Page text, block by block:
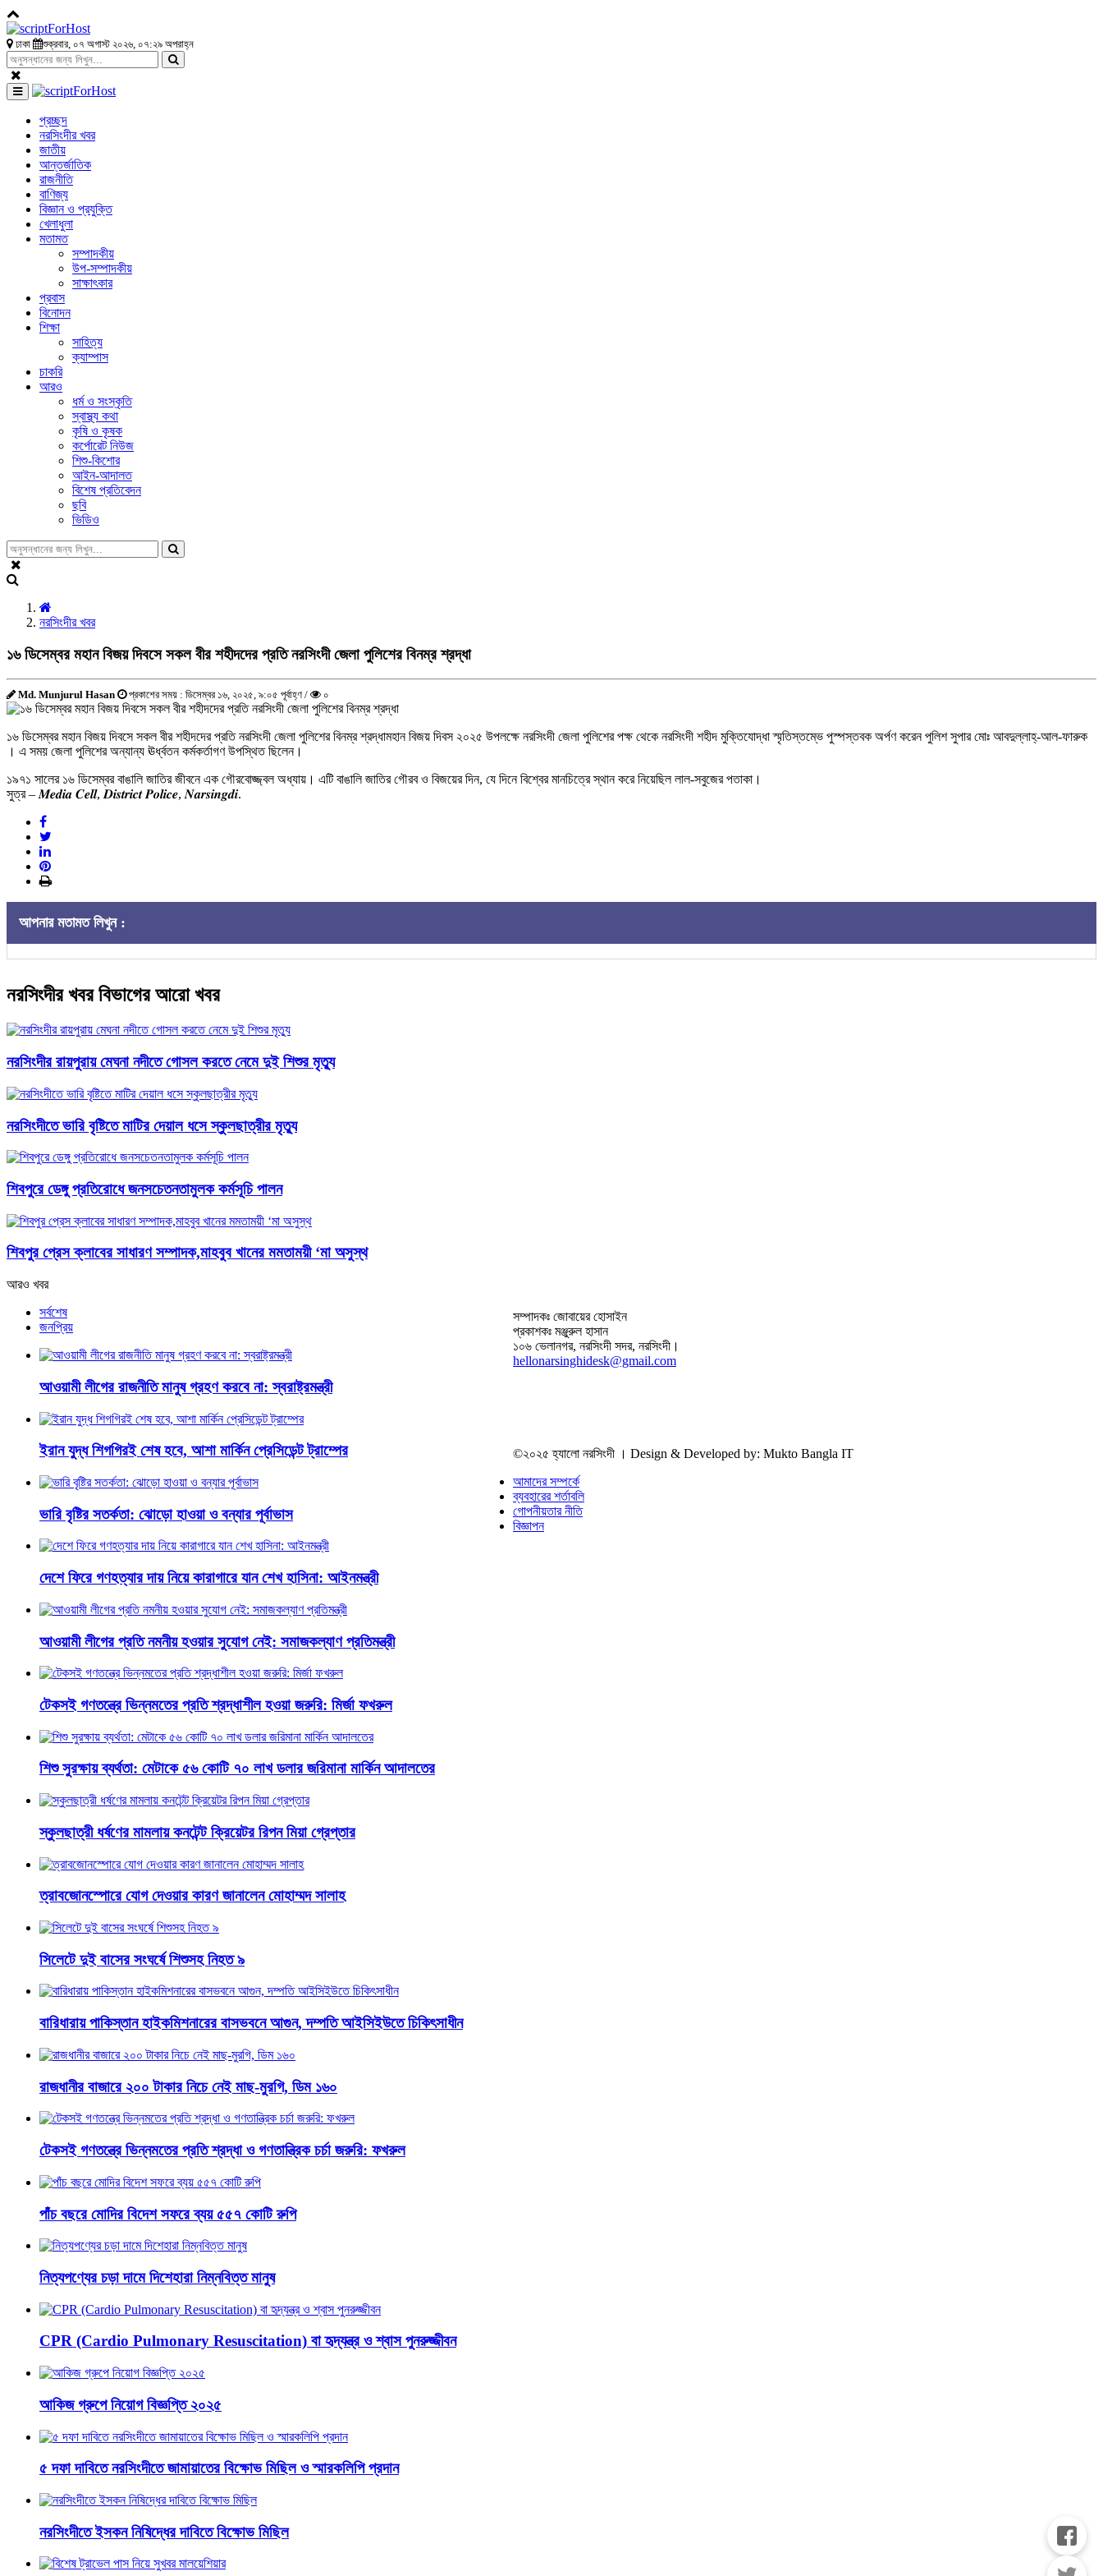
ঢাকা শুক্রবার, ০৭ অগাস্ট ২০২৬, ০৭:২৯ অপরাহ্ন
প্রচ্ছদ
নরসিংদীর খবর
জাতীয়
আন্তর্জাতিক
রাজনীতি
বাণিজ্য
বিজ্ঞান ও প্রযুক্তি
খেলাধুলা
মতামত
সম্পাদকীয়
উপ-সম্পাদকীয়
সাক্ষাৎকার
প্রবাস
বিনোদন
শিক্ষা
সাহিত্য
ক্যাম্পাস
চাকরি
আরও
ধর্ম ও সংস্কৃতি
স্বাস্থ্য কথা
কৃষি ও কৃষক
কর্পোরেট নিউজ
শিশু-কিশোর
আইন-আদালত
বিশেষ প্রতিবেদন
ছবি
ভিডিও
নরসিংদীর খবর
১৬ ডিসেম্বর মহান বিজয় দিবসে সকল বীর শহীদদের প্রতি নরসিংদী জেলা পুলিশের বিনম্র শ্রদ্ধা
Md. Munjurul Hasan প্রকাশের সময় : ডিসেম্বর ১৬, ২০২৫, ৯:০৫ পূর্বাহ্ণ / ০
১৬ ডিসেম্বর মহান বিজয় দিবসে সকল বীর শহীদদের প্রতি নরসিংদী জেলা পুলিশের বিনম্র শ্রদ্ধামহান বিজয় দিবস ২০২৫ উপলক্ষে নরসিংদী জেলা পুলিশের পক্ষ থেকে নরসিংদী শহীদ মুক্তিযোদ্ধা স্মৃতিস্তম্ভে পুস্পস্তবক অর্পণ করেন পুলিশ সুপার মোঃ আবদুল্লাহ্-আল-ফারুক
। এ সময় জেলা পুলিশের অন্যান্য ঊর্ধ্বতন কর্মকর্তাগণ উপস্থিত ছিলেন।
১৯৭১ সালের ১৬ ডিসেম্বর বাঙালি জাতির জীবনে এক গৌরবোজ্জ্বল অধ্যায়। এটি বাঙালি জাতির গৌরব ও বিজয়ের দিন, যে দিনে বিশ্বের মানচিত্রে স্থান করে নিয়েছিল লাল-সবুজের পতাকা।
সুত্র – 𝑴𝒆𝒅𝒊𝒂 𝑪𝒆𝒍𝒍, 𝑫𝒊𝒔𝒕𝒓𝒊𝒄𝒕 𝑷𝒐𝒍𝒊𝒄𝒆, 𝑵𝒂𝒓𝒔𝒊𝒏𝒈𝒅𝒊.
আপনার মতামত লিখুন :
নরসিংদীর খবর বিভাগের আরো খবর
নরসিংদীর রায়পুরায় মেঘনা নদীতে গোসল করতে নেমে দুই শিশুর মৃত্যু
নরসিংদীতে ভারি বৃষ্টিতে মাটির দেয়াল ধসে স্কুলছাত্রীর মৃত্যু
শিবপুরে ডেঙ্গু প্রতিরোধে জনসচেতনতামুলক কর্মসূচি পালন
শিবপুর প্রেস ক্লাবের সাধারণ সম্পাদক,মাহবুব খানের মমতাময়ী ‘মা অসুস্থ
আরও খবর
সর্বশেষ
জনপ্রিয়
আওয়ামী লীগের রাজনীতি মানুষ গ্রহণ করবে না: স্বরাষ্ট্রমন্ত্রী
ইরান যুদ্ধ শিগগিরই শেষ হবে, আশা মার্কিন প্রেসিডেন্ট ট্রাম্পের
ভারি বৃষ্টির সতর্কতা: ঝোড়ো হাওয়া ও বন্যার পূর্বাভাস
দেশে ফিরে গণহত্যার দায় নিয়ে কারাগারে যান শেখ হাসিনা: আইনমন্ত্রী
আওয়ামী লীগের প্রতি নমনীয় হওয়ার সুযোগ নেই: সমাজকল্যাণ প্রতিমন্ত্রী
টেকসই গণতন্ত্রে ভিন্নমতের প্রতি শ্রদ্ধাশীল হওয়া জরুরি: মির্জা ফখরুল
শিশু সুরক্ষায় ব্যর্থতা: মেটাকে ৫৬ কোটি ৭০ লাখ ডলার জরিমানা মার্কিন আদালতের
স্কুলছাত্রী ধর্ষণের মামলায় কনটেন্ট ক্রিয়েটর রিপন মিয়া গ্রেপ্তার
ত্রাবজোনস্পোরে যোগ দেওয়ার কারণ জানালেন মোহাম্মদ সালাহ
সিলেটে দুই বাসের সংঘর্ষে শিশুসহ নিহত ৯
বারিধারায় পাকিস্তান হাইকমিশনারের বাসভবনে আগুন, দম্পতি আইসিইউতে চিকিৎসাধীন
রাজধানীর বাজারে ২০০ টাকার নিচে নেই মাছ-মুরগি, ডিম ১৬০
টেকসই গণতন্ত্রে ভিন্নমতের প্রতি শ্রদ্ধা ও গণতান্ত্রিক চর্চা জরুরি: ফখরুল
পাঁচ বছরে মোদির বিদেশ সফরে ব্যয় ৫৫৭ কোটি রুপি
নিত্যপণ্যের চড়া দামে দিশেহারা নিম্নবিত্ত মানুষ
CPR (Cardio Pulmonary Resuscitation) বা হৃদ্‌যন্ত্র ও শ্বাস পুনরুজ্জীবন
আকিজ গ্রুপে নিয়োগ বিজ্ঞপ্তি ২০২৫
৫ দফা দাবিতে নরসিংদীতে জামায়াতের বিক্ষোভ মিছিল ও স্মারকলিপি প্রদান
নরসিংদীতে ইসকন নিষিদ্ধের দাবিতে বিক্ষোভ মিছিল
সম্পাদকঃ জোবায়ের হোসাইন
প্রকাশকঃ মঞ্জুরুল হাসান
১০৬ ভেলানগর, নরসিংদী সদর, নরসিংদী।
hellonarsinghidesk@gmail.com
©২০২৫ হ্যালো নরসিংদী । Design & Developed by: Mukto Bangla IT
আমাদের সম্পর্কে
ব্যবহারের শর্তাবলি
গোপনীয়তার নীতি
বিজ্ঞাপন